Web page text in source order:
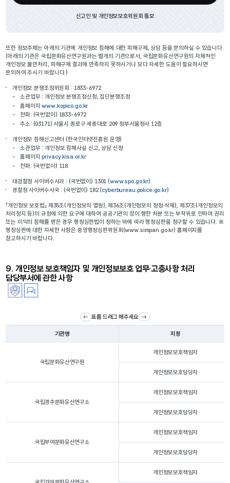
신고인 및 개인정보보호위원회 통보
또한 정보주체는 아래의 기관에 개인정보 침해에 대한 피해구제, 상담 등을 문의하실 수 있습니다.
(아래의 기관은 국립문화유산연구원과는 별개의 기관으로서, 국립문화유산연구원의 자체적인
개인정보 불만처리, 피해구제 결과에 만족하지 못하시거나 보다 자세한 도움이 필요하시면
문의하여 주시기 바랍니다.)
개인정보 분쟁조정위원회 : 1833-6972
-
소관업무 : 개인정보 분쟁조정신청, 집단분쟁조정
-
홈페이지www.kopico.go.kr
-
전화: (국번없이) 1833-6972
-
주소: (03171) 서울시 종로구 세종대로 209 정부서울청사 12층
개인정보 침해신고센터 (한국인터넷진흥원 운영)
-
소관업무 : 개인정보 침해사실 신고, 상담 신청
-
홈페이지privacy.kisa.or.kr
-
전화: (국번없이) 118
대검찰청 사이버수사과 : (국번없이) 1301(www.spo.go.kr)
경찰청 사이버수사국 : (국번없이) 182(cyberbureau.police.go.kr)
「개인정보 보호법」 제35조(개인정보의 열람), 제36조(개인정보의 정정·삭제), 제37조(개인정보의
처리정지 등)의 규정에 의한 요구에 대하여 공공기관의 장이 행한 처분 또는 부작위로 인하여 권리
또는 이익의 침해를 받은 경우 행정심판법이 정하는 바에 따라 행정심판을 청구할 수 있습니다. ※
행정심판에 대한 자세한 사항은 중앙행정심판위원회(www.simpan.go.kr) 홈페이지를
참고하시기 바랍니다.
9. 개인정보 보호책임자 및 개인정보보호 업무·고충사항 처리
담당부서에 관한 사항
표를 드래그 해주세요
기관명 지정
국립문화유산연구원
개인정보보호책임자
개인정보보호담당자
국립경주문화유산연구소
개인정보보호책임자
개인정보보호담당자
국립부여문화유산연구소
개인정보보호책임자
개인정보보호담당자
개인정보보호책임자